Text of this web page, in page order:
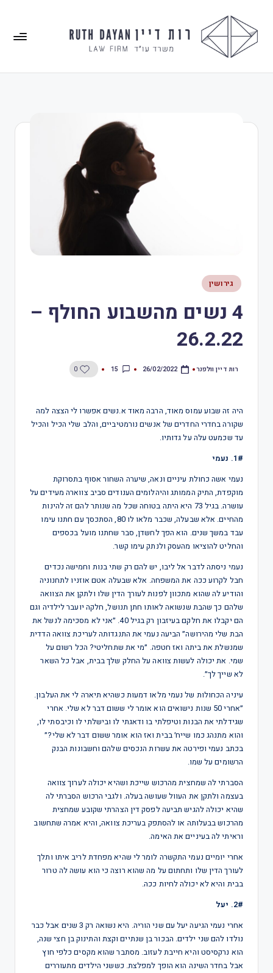
גירושין
4 נשים מהשבוע החולף –
26.2.22
רות דיין וולפנר 26/02/2022
15
0
היה זה שבוע עמוס מאוד, הרבה מאוד א.נשים אפשרו לי הצצה למה
שקורה בחדרי החדרים של אנשים נורמטיביים, והלב שלי הכיל והכיל
עד שכמעט עלה על גדותיו.
1#. נעמי
נעמי אשה כחולת עיניים ונאה, שיערה השחור אסוף בתסרוקת
מוקפדת, התיק הממותג והיהלומים הענודים סביב צווארה מעידים על
עושרה. בגיל 73 היא היתה בטוחה שכל מה שנותר להם זה להינות
מהחיים. אלא שבעלה, שכבר מלאו לו 80, הסתכסך עם חתנו עימו
עבד במשך שנים. הוא הפך לחשדן, סבר שחתנו מועל בכספים
והחליט להוציאו מהעסק ולנתק עימו קשר.
נעמי ניסתה לדבר אל ליבו, יש להם רק שתי בנות וחמישה נכדים
חבל לקרוע ככה את המשפחה. אלא שבעלה אטם אוזניו לתחנוניה
והודיע לה שהוא מתכוון לפנות לעורך הדין שלו ולתקן את הצוואה
שלהם כך שהבת שנשואה לאותו חתן תנושל, חלקה יועבר לילדיה וגם
הם יקבלו את חלקם בעיזבון רק בגיל 40. ״אני לא מסכימה לנשל את
הבת שלי מהירושה״ הביעה נעמי את התנגדותה לעריכת צוואה הדדית
שמנשלת את ביתה ואז חטפה. ״מי את שתחליטי? הכל רשום על
שמי. את יכולה לעשות צוואה על החלק שלך בבית, אבל כל השאר
לא שייך לך״.
עיניה הכחולות של נעמי מלאו דמעות כשהיא תיארה לי את העלבון.
״אחרי 50 שנות נישואים הוא אומר לי ששום דבר לא שלי. אחרי
שגידלתי את הבנות וטיפלתי בו ודאגתי לו ובישלתי לו וכיבסתי לו,
והוא מתנהג כמו שייח׳ בבית ואז הוא אומר ששום דבר לא שלי?״
בכתב נעמי ופירטה את עשרות הנכסים שלהם וחשבונות הבנק
הרשומים על שמו.
הסברתי לה שמחצית מהרכוש שייכת ושהיא יכולה לערוך צוואה
בעצמה ולתקן את העוול שעושה בעלה. ולגבי הרכוש הסברתי לה
שהיא יכולה להגיש תביעה לפסק דין הצהרתי שקובע שמחצית
מהרכוש בבעלותה או להסתפק בעריכת צוואה, והיא אמרה שתחשוב
וראיתי לה בעיניים את האימה.
אחרי יומיים נעמי התקשרה לומר לי שהיא מפחדת לריב איתו ותלך
לעורך הדין שלו ותחתום על מה שהוא רוצה כי הוא עושה לה טרור
בבית והיא לא יכולה לחיות ככה.
2#. יעל
אחרי נעמי הגיעה יעל עם שני הוריה. היא נשואה רק 3 שנים אבל כבר
נולדו להם שני ילדים. הבכור בן שנתיים וקצת והתינוק בן חצי שנה,
הוא נרקסיסט והיא חייבת לעזוב. מסתבר שהוא מקסים כלפי חוץ
אבל בחדר השינה הוא הופך למפלצת. כששני הילדים מתעוררים